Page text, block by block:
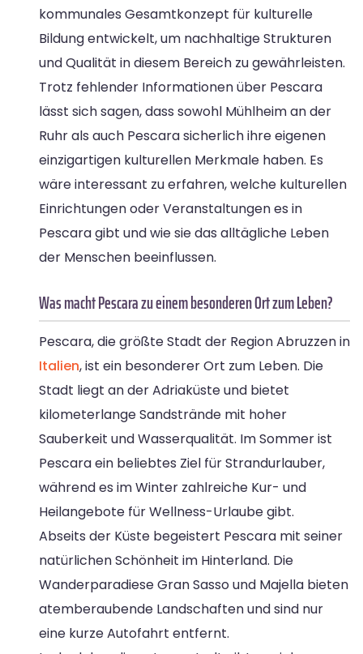
kommunales Gesamtkonzept für kulturelle
Bildung entwickelt, um nachhaltige Strukturen
und Qualität in diesem Bereich zu gewährleisten.
Trotz fehlender Informationen über Pescara
lässt sich sagen, dass sowohl Mühlheim an der
Ruhr als auch Pescara sicherlich ihre eigenen
einzigartigen kulturellen Merkmale haben. Es
wäre interessant zu erfahren, welche kulturellen
Einrichtungen oder Veranstaltungen es in
Pescara gibt und wie sie das alltägliche Leben
der Menschen beeinflussen.
Was macht Pescara zu einem besonderen Ort zum Leben?
Pescara, die größte Stadt der Region Abruzzen in
Italien, ist ein besonderer Ort zum Leben. Die
Stadt liegt an der Adriaküste und bietet
kilometerlange Sandstrände mit hoher
Sauberkeit und Wasserqualität. Im Sommer ist
Pescara ein beliebtes Ziel für Strandurlauber,
während es im Winter zahlreiche Kur- und
Heilangebote für Wellness-Urlaube gibt.
Abseits der Küste begeistert Pescara mit seiner
natürlichen Schönheit im Hinterland. Die
Wanderparadiese Gran Sasso und Majella bieten
atemberaubende Landschaften und sind nur
eine kurze Autofahrt entfernt.